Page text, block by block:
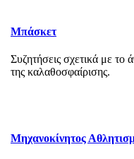
Μπάσκετ
Συζητήσεις σχετικά με το
της καλαθοσφαίρισης.
Μηχανοκίνητος